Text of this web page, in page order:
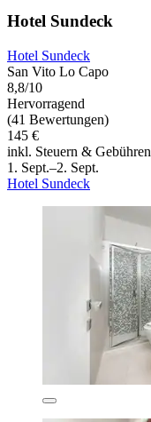
Hotel Sundeck
Hotel Sundeck
San Vito Lo Capo
8,8/10
Hervorragend
(41 Bewertungen)
145 €
inkl. Steuern & Gebühren
1. Sept.–2. Sept.
Hotel Sundeck